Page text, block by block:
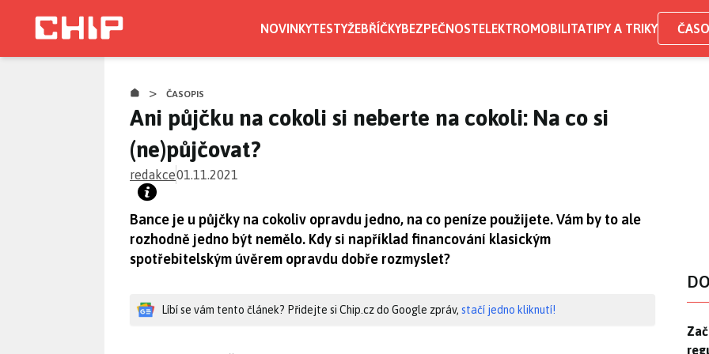
NOVINKYTESTYŽEBŘÍČKYBEZPEČNOSTELEKTROMOBILITATIPY A TRIKY
> ČASOPIS
Ani půjčku na cokoli si neberte na cokoli: Na co si
(ne)půjčovat?
redakce01.11.2021
Bance je u půjčky na cokoliv opravdu jedno, na co peníze použijete. Vám by to ale
rozhodně jedno být nemělo. Kdy si například financování klasickým
spotřebitelským úvěrem opravdu dobře rozmyslet?
Líbí se vám tento článek? Přidejte si Chip.cz do Google zpráv, stačí jedno kliknutí!